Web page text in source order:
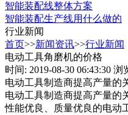
智能装配线整体方案
智能装配生产线用什么做的
行业新闻
首页>>新闻资讯>>行业新闻
电动工具角磨机的价格
时间: 2019-08-30 06:43:30 浏
电动工具制造商提高产量的
电动工具制造商提高产量的
性能优良、质量优良的电动